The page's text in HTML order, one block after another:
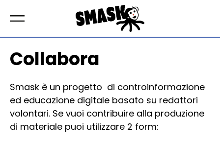
Collabora
Smask è un progetto di controinformazione
ed educazione digitale basato su redattori
volontari. Se vuoi contribuire alla produzione
di materiale puoi utilizzare 2 form: